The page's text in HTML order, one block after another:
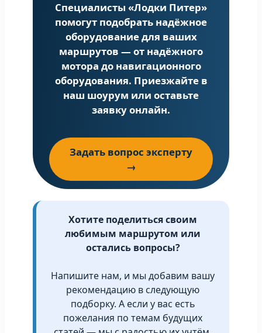
Специалисты «Лодки Питер»
помогут подобрать надёжное
оборудование для ваших
маршрутов — от надёжного
мотора до навигационного
оборудования. Приезжайте в
наш шоурум или оставьте
заявку онлайн.
Задать вопрос эксперту
→
Хотите поделиться своим
любимым маршрутом или
остались вопросы?
Напишите нам, и мы добавим вашу
рекомендацию в следующую
подборку. А если у вас есть
пожелания по темам будущих